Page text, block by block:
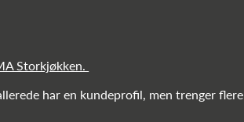
Storkjøkken.
har en kundeprofil, men trenger flere